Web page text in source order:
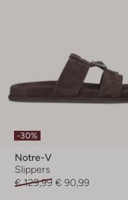
-30%
Notre-V
Slippers
€ 129,99 € 90,99